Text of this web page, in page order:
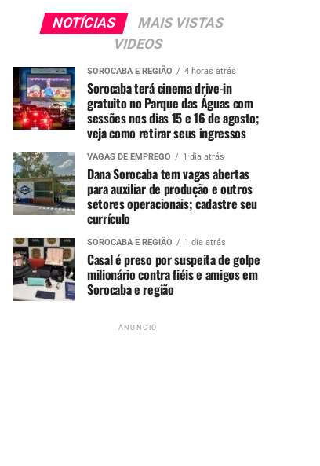
NOTÍCIAS
MAIS VISTAS
VIDEOS
SOROCABA E REGIÃO 4 horas atrás
Sorocaba terá cinema drive-in
gratuito no Parque das Águas com
sessões nos dias 15 e 16 de agosto;
veja como retirar seus ingressos
VAGAS DE EMPREGO 1 dia atrás
Dana Sorocaba tem vagas abertas
para auxiliar de produção e outros
setores operacionais; cadastre seu
currículo
SOROCABA E REGIÃO 1 dia atrás
Casal é preso por suspeita de golpe
milionário contra fiéis e amigos em
Sorocaba e região
ANÚNCIO